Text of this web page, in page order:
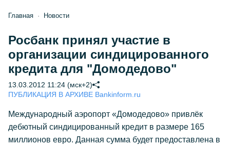
Главная Новости
Росбанк принял участие в
организации синдицированного
кредита для "Домодедово"
13.03.2012 11:24 (мск+2)
ПУБЛИКАЦИЯ В АРХИВЕ Bankinform.ru
Международный аэропорт «Домодедово» привлёк
дебютный синдицированный кредит в размере 165
миллионов евро. Данная сумма будет предоставлена в